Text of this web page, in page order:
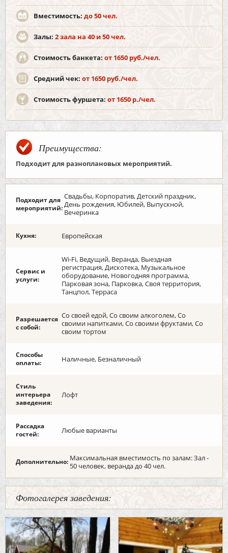
Вместимость: до 50 чел.
Залы: 2 зала на 40 и 50 чел.
Стоимость банкета: от 1650 руб./чел.
Средний чек: от 1650 руб./чел.
Стоимость фуршета: от 1650 р./чел.
Преимущества:
Подходит для разноплановых мероприятий.
Подходит для
мероприятий:
Свадьбы, Корпоратив, Детский праздник,
День рождения, Юбилей, Выпускной,
Вечеринка
Кухня: Европейская
Сервис и
услуги:
Wi-Fi, Ведущий, Веранда, Выездная
регистрация, Дискотека, Музыкальное
оборудование, Новогодняя программа,
Парковая зона, Парковка, Своя территория,
Танцпол, Терраса
Разрешается
с собой:
Со своей едой, Со своим алкоголем, Со
своими напитками, Со своими фруктами, Со
своим тортом
Способы
оплаты:
Наличные, Безналичный
Стиль
интерьера
заведения:
Лофт
Рассадка
гостей:
Любые варианты
Дополнительно: Максимальная вместимость по залам: Зал -
50 человек, веранда до 40 чел.
Фотогалерея заведения: